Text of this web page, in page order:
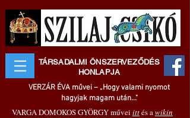
TÁRSADALMI ÖNSZERVEZŐDÉS
HONLAPJA
VERZÁR ÉVA művei – „Hogy valami nyomot
hagyjak magam után..."
VARGA DOMOKOS GYÖRGY művei ittés awikin